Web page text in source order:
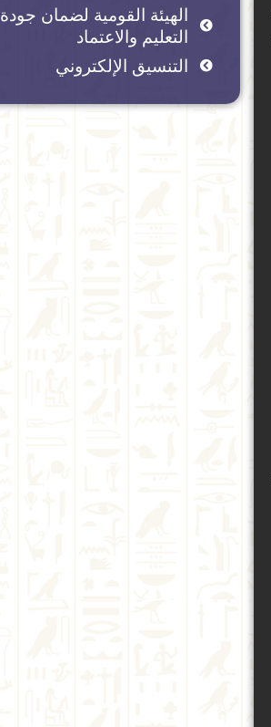
الهيئة القومية لضمان جودة
التعليم والاعتماد
التنسيق الإلكتروني